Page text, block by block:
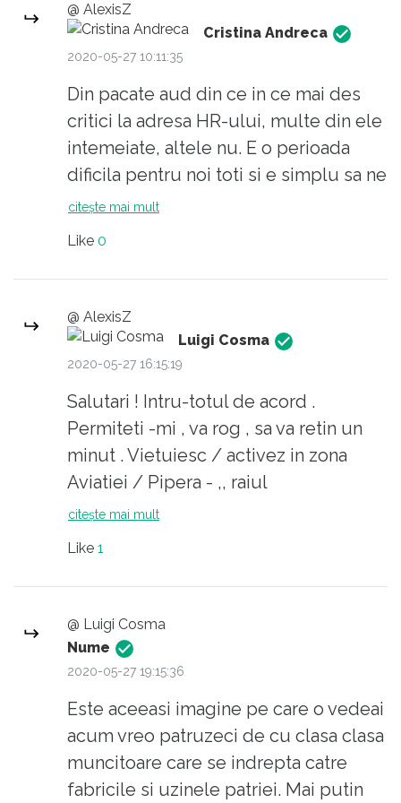
@ AlexisZ
Cristina Andreca
2020-05-27 10:11:35
Din pacate aud din ce in ce mai des
critici la adresa HR-ului, multe din ele
intemeiate, altele nu. E o perioada
dificila pentru noi toti si e simplu sa ne
criticam unii pe altii din spatele unui
altora feedback constructiv.
citește mai mult
Like 0
@ AlexisZ
Luigi Cosma
2020-05-27 16:15:19
Salutari ! Intru-totul de acord .
Permiteti -mi , va rog , sa va retin un
minut . Vietuiesc / activez in zona
Aviatiei / Pipera - ,, raiul
corporatistilor ,, ca sa o citez pe o
dimineata - la semafor , pe trotuar , pe
strada privesc atent , ca pe un obiect
de studiu , exponatele din specia de
ambii mentionata ( aceste observatii
vin din perioada anterioara pandemiei )
- dimineata , urcand din statiile de M
Aurel Vlaicu sau Pipera , se
deplaseaza - mase gigantice cu
citește mai mult
Like 1
@ Luigi Cosma
Nume
2020-05-27 19:15:36
Este aceeasi imagine pe care o vedeai
acum vreo patruzeci de cu clasa clasa
muncitoare care se indrepta catre
fabricile si uzinele patriei. Mai putin